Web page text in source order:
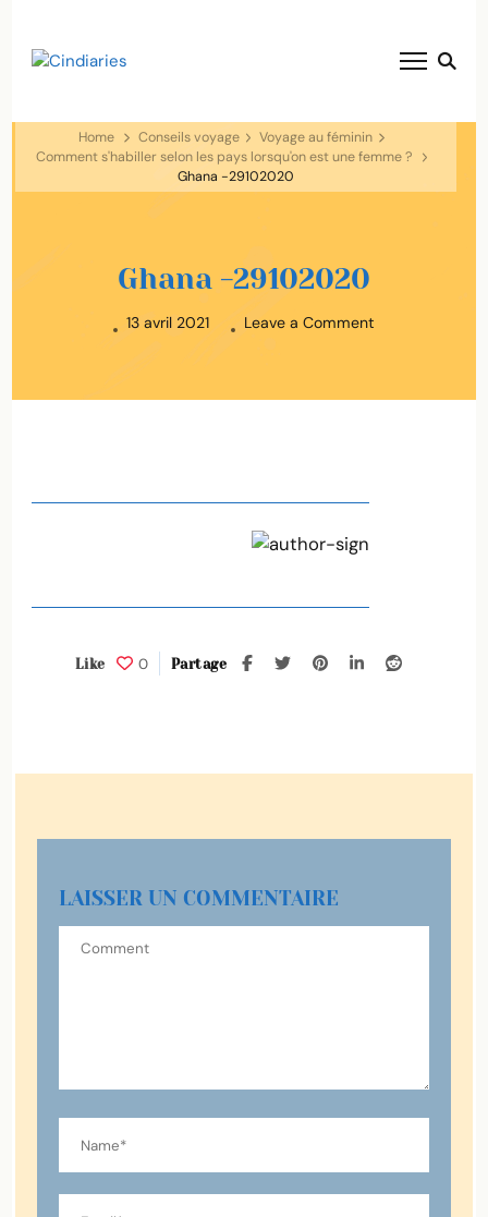
Home Conseils voyage
Voyage au féminin
Comment s'habiller selon les pays lorsqu'on est une femme ?
Ghana -29102020
Ghana -29102020
13 avril 2021 Leave a Comment
0
Like Partage
LAISSER UN COMMENTAIRE